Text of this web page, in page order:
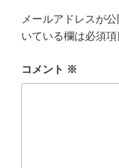
b
o
t
r
メールアドレスが
いている欄は必須
コメント ※